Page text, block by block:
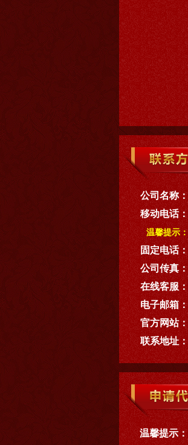
公司名称：
移动电话：
温馨提示：
固定电话：
公司传真：
在线客服：
电子邮箱：
官方网站：
联系地址：
温馨提示：